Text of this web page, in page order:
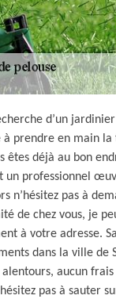
d’un jardinier
à prendre en main la
êtes déjà au bon
un professionnel
n’hésitez pas à
de chez vous, je
à votre adresse.
dans la ville de
aucun frais
pas à sauter